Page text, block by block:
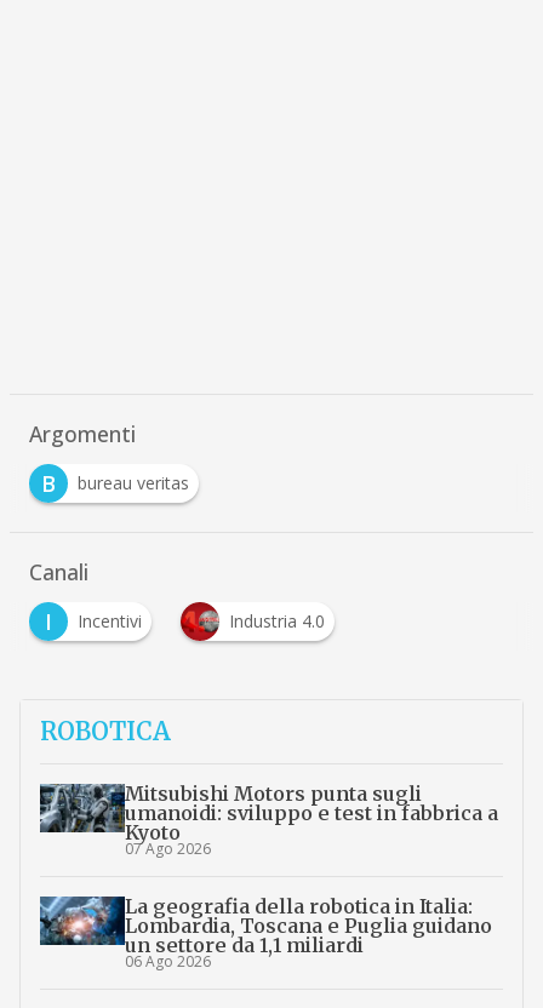
Argomenti
B
bureau veritas
Canali
I
Incentivi Industria 4.0
ROBOTICA
Mitsubishi Motors punta sugli
umanoidi: sviluppo e test in fabbrica a
Kyoto
07 Ago 2026
La geografia della robotica in Italia:
Lombardia, Toscana e Puglia guidano
un settore da 1,1 miliardi
06 Ago 2026